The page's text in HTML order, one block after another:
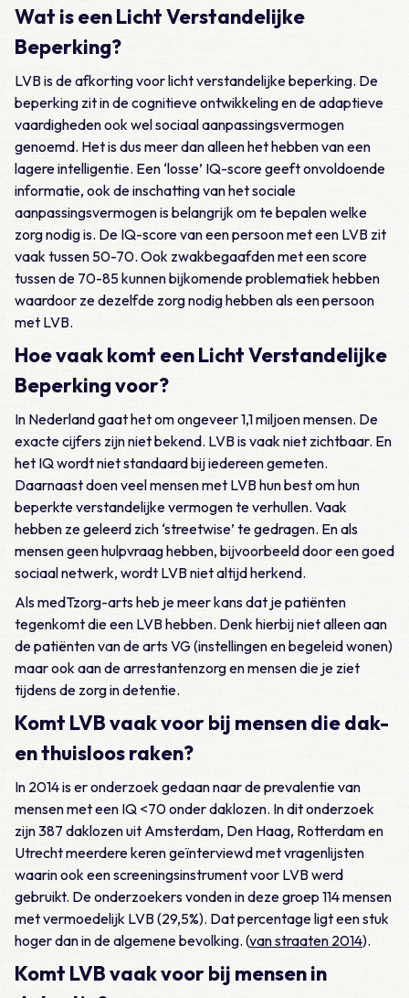
Wat is een Licht Verstandelijke
Beperking?
LVB is de afkorting voor licht verstandelijke beperking. De
beperking zit in de cognitieve ontwikkeling en de adaptieve
vaardigheden ook wel sociaal aanpassingsvermogen
genoemd. Het is dus meer dan alleen het hebben van een
lagere intelligentie. Een ‘losse’ IQ-score geeft onvoldoende
informatie, ook de inschatting van het sociale
aanpassingsvermogen is belangrijk om te bepalen welke
zorg nodig is. De IQ-score van een persoon met een LVB zit
vaak tussen 50-70. Ook zwakbegaafden met een score
tussen de 70-85 kunnen bijkomende problematiek hebben
waardoor ze dezelfde zorg nodig hebben als een persoon
met LVB.
Hoe vaak komt een Licht Verstandelijke
Beperking voor?
In Nederland gaat het om ongeveer 1,1 miljoen mensen. De
exacte cijfers zijn niet bekend. LVB is vaak niet zichtbaar. En
het IQ wordt niet standaard bij iedereen gemeten.
Daarnaast doen veel mensen met LVB hun best om hun
beperkte verstandelijke vermogen te verhullen. Vaak
hebben ze geleerd zich ‘streetwise’ te gedragen. En als
mensen geen hulpvraag hebben, bijvoorbeeld door een goed
sociaal netwerk, wordt LVB niet altijd herkend.
Als medTzorg-arts heb je meer kans dat je patiënten
tegenkomt die een LVB hebben. Denk hierbij niet alleen aan
de patiënten van de arts VG (instellingen en begeleid wonen)
maar ook aan de arrestantenzorg en mensen die je ziet
tijdens de zorg in detentie.
Komt LVB vaak voor bij mensen die dak-
en thuisloos raken?
In 2014 is er onderzoek gedaan naar de prevalentie van
mensen met een IQ <70 onder daklozen. In dit onderzoek
zijn 387 daklozen uit Amsterdam, Den Haag, Rotterdam en
Utrecht meerdere keren geïnterviewd met vragenlijsten
waarin ook een screeningsinstrument voor LVB werd
gebruikt. De onderzoekers vonden in deze groep 114 mensen
met vermoedelijk LVB (29,5%). Dat percentage ligt een stuk
hoger dan in de algemene bevolking. (van straaten 2014).
Komt LVB vaak voor bij mensen in